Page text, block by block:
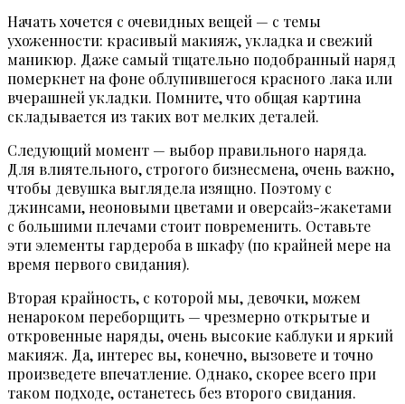
Начать хочется с очевидных вещей — с темы
ухоженности: красивый макияж, укладка и свежий
маникюр. Даже самый тщательно подобранный наряд
померкнет на фоне облупившегося красного лака или
вчерашней укладки. Помните, что общая картина
складывается из таких вот мелких деталей.
Следующий момент — выбор правильного наряда.
Для влиятельного, строгого бизнесмена, очень важно,
чтобы девушка выглядела изящно. Поэтому с
джинсами, неоновыми цветами и оверсайз-жакетами
с большими плечами стоит повременить. Оставьте
эти элементы гардероба в шкафу (по крайней мере на
время первого свидания).
Вторая крайность, с которой мы, девочки, можем
ненароком переборщить — чрезмерно открытые и
откровенные наряды, очень высокие каблуки и яркий
макияж. Да, интерес вы, конечно, вызовете и точно
произведете впечатление. Однако, скорее всего при
таком подходе, останетесь без второго свидания.